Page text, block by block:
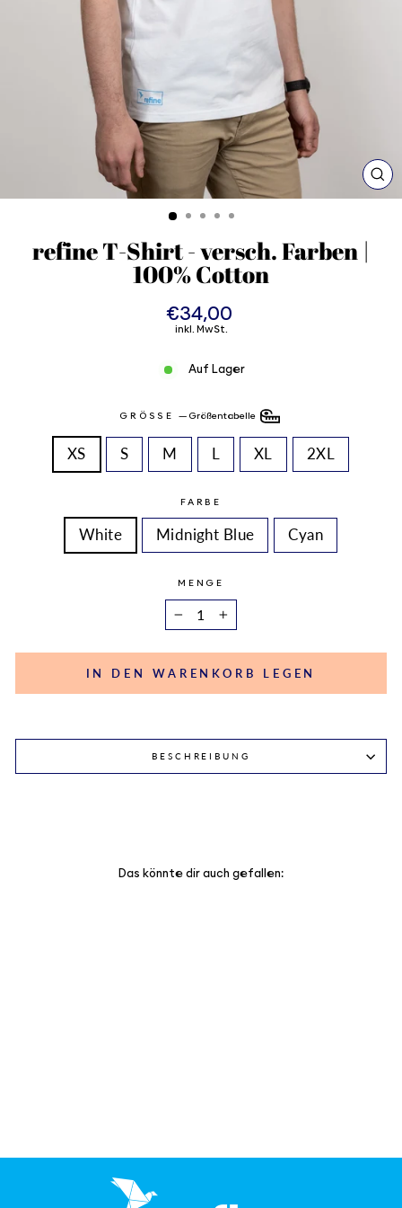
refine T-Shirt - versch. Farben |
100% Cotton
Normaler
Preis
€34,00
inkl. MwSt.
Auf Lager
GRÖSSE — Größentabelle
XS S M L XL 2XL
FARBE
White Midnight Blue Cyan
MENGE
− +
IN DEN WARENKORB LEGEN
BESCHREIBUNG
Das könnte dir auch gefallen: